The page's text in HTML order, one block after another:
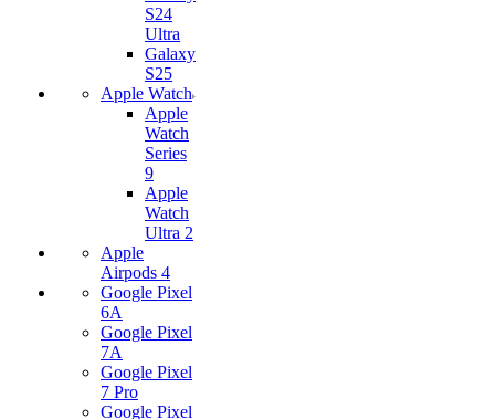
S24
Ultra
Galaxy
S25
Apple Watch
Apple
Watch
Series
9
Apple
Watch
Ultra 2
Apple
Airpods 4
Google Pixel
6A
Google Pixel
7А
Google Pixel
7 Pro
Google Pixel